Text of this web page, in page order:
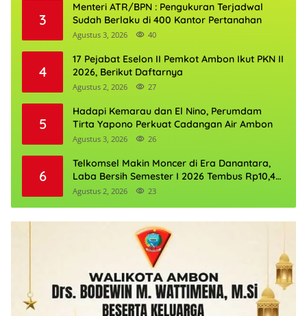
3
Menteri ATR/BPN : Pengukuran Terjadwal
Sudah Berlaku di 400 Kantor Pertanahan
Agustus 3, 2026 40
4
17 Pejabat Eselon II Pemkot Ambon Ikut PKN II
2026, Berikut Daftarnya
Agustus 2, 2026 27
5
Hadapi Kemarau dan El Nino, Perumdam
Tirta Yapono Perkuat Cadangan Air Ambon
Agustus 3, 2026 26
6
Telkomsel Makin Moncer di Era Danantara,
Laba Bersih Semester I 2026 Tembus Rp10,4
Triliun
Agustus 2, 2026 23